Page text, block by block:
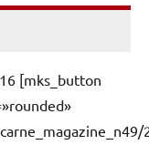
[mks_button